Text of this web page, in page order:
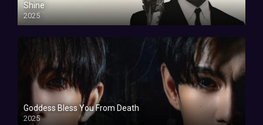
Shine
2025
Goddess Bless You From Death
2025